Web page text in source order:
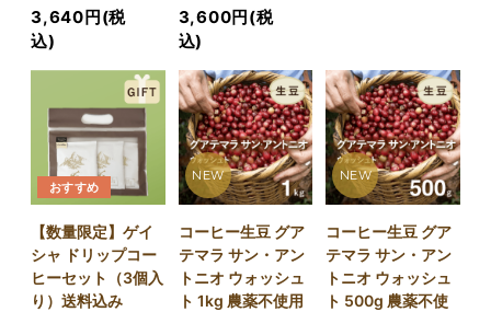
3,640円(税
込)
3,600円(税
込)
おすすめ
【数量限定】ゲイ
シャ ドリップコー
ヒーセット（3個入
り）送料込み
NEW
コーヒー生豆 グア
テマラ サン・アン
トニオ ウォッシュ
ト 1kg 農薬不使用
NEW
コーヒー生豆 グア
テマラ サン・アン
トニオ ウォッシュ
ト 500g 農薬不使